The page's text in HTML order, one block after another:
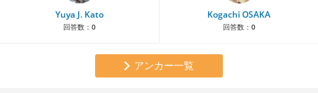
Yuya J. Kato
回答数： 0
Kogachi OSAKA
回答数： 0
アンカー一覧